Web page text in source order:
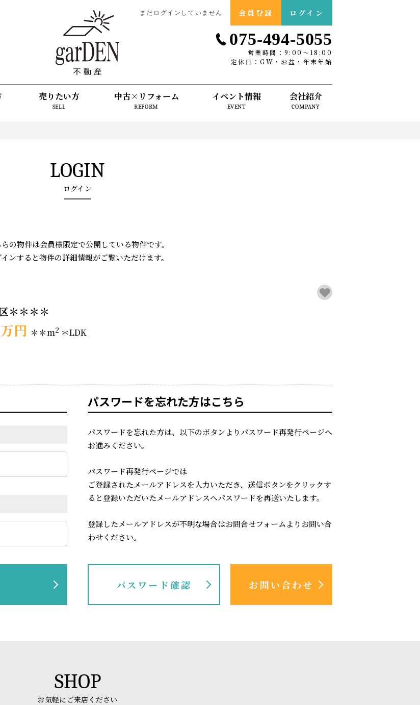
まだログインしていません 会員登録 ログイン
075-494-5055
営業時間：9:00〜18:00
定休日：GW・お盆・年末年始
売りたい方
SELL
中古×リフォーム
REFORM
イベント情報
EVENT
会社紹介
COMPANY
LOGIN
ログイン
らの物件は会員様限定で公開している物件です。
ンすると物件の詳細情報がご覧いただけます。
＊＊＊＊
万円 ＊＊m2 ＊LDK
パスワードを忘れた方はこちら
パスワードを忘れた方は、以下のボタンよりパスワード再発行ページへ
お進みください。
パスワード再発行ページでは
ご登録されたメールアドレスを入力いただき、送信ボタンをクリックす
ると登録いただいたメールアドレスへパスワードを再送いたします。
登録したメールアドレスが不明な場合はお問合せフォームよりお問い合
わせください。
パスワード確認 お問い合わせ
SHOP
お気軽にご来店ください